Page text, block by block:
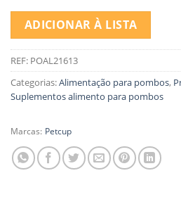
ADICIONAR À LISTA
REF: POAL21613
Categorias:Alimentação para pombos,
Suplementos alimento para pombos
Marcas: Petcup